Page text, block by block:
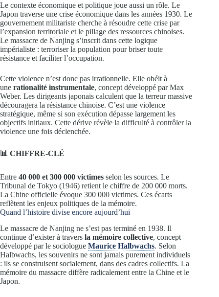
Le contexte économique et politique joue aussi un rôle. Le
Japon traverse une crise économique dans les années 1930. Le
gouvernement militariste cherche à résoudre cette crise par
l’expansion territoriale et le pillage des ressources chinoises.
Le massacre de Nanjing s’inscrit dans cette logique
impérialiste : terroriser la population pour briser toute
résistance et faciliter l’occupation.
Cette violence n’est donc pas irrationnelle. Elle obéit à
une rationalité instrumentale, concept développé par Max
Weber. Les dirigeants japonais calculent que la terreur massive
découragera la résistance chinoise. C’est une violence
stratégique, même si son exécution dépasse largement les
objectifs initiaux. Cette dérive révèle la difficulté à contrôler la
violence une fois déclenchée.
📊 CHIFFRE-CLÉ
Entre 40 000 et 300 000 victimes selon les sources. Le
Tribunal de Tokyo (1946) retient le chiffre de 200 000 morts.
La Chine officielle évoque 300 000 victimes. Ces écarts
reflètent les enjeux politiques de la mémoire.
Quand l’histoire divise encore aujourd’hui
Le massacre de Nanjing ne s’est pas terminé en 1938. Il
continue d’exister à travers la mémoire collective, concept
développé par le sociologue Maurice Halbwachs. Selon
Halbwachs, les souvenirs ne sont jamais purement individuels
: ils se construisent socialement, dans des cadres collectifs. La
mémoire du massacre diffère radicalement entre la Chine et le
Japon.